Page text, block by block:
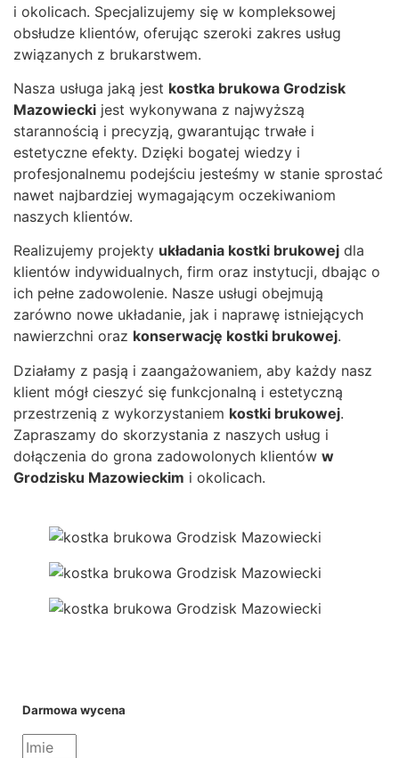
i okolicach. Specjalizujemy się w kompleksowej
obsłudze klientów, oferując szeroki zakres usług
związanych z brukarstwem.
Nasza usługa jaką jest kostka brukowa Grodzisk
Mazowiecki jest wykonywana z najwyższą
starannością i precyzją, gwarantując trwałe i
estetyczne efekty. Dzięki bogatej wiedzy i
profesjonalnemu podejściu jesteśmy w stanie sprostać
nawet najbardziej wymagającym oczekiwaniom
naszych klientów.
Realizujemy projekty układania kostki brukowej dla
klientów indywidualnych, firm oraz instytucji, dbając o
ich pełne zadowolenie. Nasze usługi obejmują
zarówno nowe układanie, jak i naprawę istniejących
nawierzchni oraz konserwację kostki brukowej.
Działamy z pasją i zaangażowaniem, aby każdy nasz
klient mógł cieszyć się funkcjonalną i estetyczną
przestrzenią z wykorzystaniem kostki brukowej.
Zapraszamy do skorzystania z naszych usług i
dołączenia do grona zadowolonych klientów w
Grodzisku Mazowieckim i okolicach.
Darmowa wycena